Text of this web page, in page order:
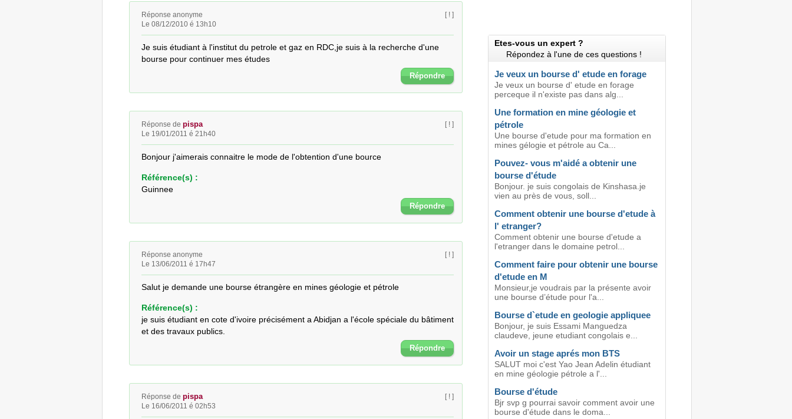
Réponse anonyme
Le 08/12/2010 é 13h10
[ ! ]
Je suis étudiant à l'institut du petrole et gaz en RDC,je suis à la recherche d'une
bourse pour continuer mes études
Répondre
Réponse de pispa
Le 19/01/2011 é 21h40
[ ! ]
Bonjour j'aimerais connaitre le mode de l'obtention d'une bource
Référence(s) :
Guinnee
Répondre
Réponse anonyme
Le 13/06/2011 é 17h47
[ ! ]
Salut je demande une bourse étrangère en mines géologie et pétrole
Référence(s) :
je suis étudiant en cote d'ivoire précisément a Abidjan a l'école spéciale du bâtiment
et des travaux publics.
Répondre
Réponse de pispa
Le 16/06/2011 é 02h53
[ ! ]
Etes-vous un expert ?
Répondez à l'une de ces questions !
Je veux un bourse d' etude en forage
Je veux un bourse d' etude en forage
perceque il n'existe pas dans alg...
Une formation en mine géologie et
pétrole
Une bourse d'etude pour ma formation en
mines gélogie et pétrole au Ca...
Pouvez- vous m'aidé a obtenir une
bourse d'étude
Bonjour. je suis congolais de Kinshasa.je
vien au près de vous, soll...
Comment obtenir une bourse d'etude à
l' etranger?
Comment obtenir une bourse d'etude a
l'etranger dans le domaine petrol...
Comment faire pour obtenir une bourse
d'etude en M
Monsieur,je voudrais par la présente avoir
une bourse d’étude pour l'a...
Bourse d`etude en geologie appliquee
Bonjour, je suis Essami Manguedza
claudeve, jeune etudiant congolais e...
Avoir un stage aprés mon BTS
SALUT moi c'est Yao Jean Adelin étudiant
en mine géologie pétrole a l'...
Bourse d'étude
Bjr svp g pourrai savoir comment avoir une
bourse d'étude dans le doma...